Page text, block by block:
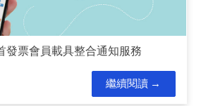
發票會員載具整合通知服務
繼續閱讀